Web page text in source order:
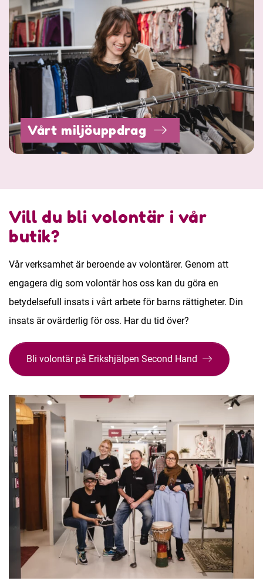
Vårt miljöuppdrag
Vill du bli volontär i vår
butik?
Vår verksamhet är beroende av volontärer. Genom att
engagera dig som volontär hos oss kan du göra en
betydelsefull insats i vårt arbete för barns rättigheter. Din
insats är ovärderlig för oss. Har du tid över?
Bli volontär på Erikshjälpen Second Hand